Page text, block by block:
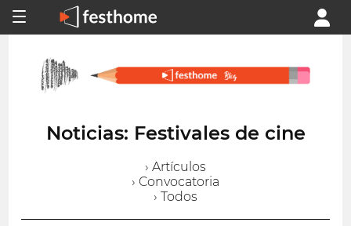
Noticias: Festivales de cine
› Artículos
› Convocatoria
› Todos